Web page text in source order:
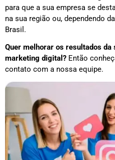
para que a sua empresa se
na sua região ou, dependendo
Brasil.
Quer melhorar os resultados da
marketing digital? Então
contato com a nossa equipe.